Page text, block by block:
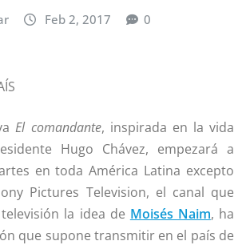
Feb 2, 2017 0
El comandante, inspirada en la vida
Hugo Chávez, empezará a
en toda América Latina excepto
Pictures Television, el canal que
la idea de Moisés Naim, ha
que supone transmitir en el país de